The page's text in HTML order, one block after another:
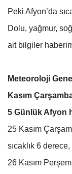
Peki Afyon’da
Dolu, yağmur,
ait bilgiler
Meteoroloji
Kasım
5 Günlük Afyon
25 Kasım
sıcaklık 6
26 Kasım